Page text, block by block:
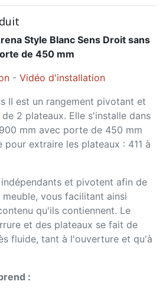
Style Blanc Sens Droit sans
de 450 mm
- Vidéo d'installation
II est un rangement pivotant et
2 plateaux. Elle s'installe dans
mm avec porte de 450 mm
pour extraire les plateaux : 411 à
et pivotent afin de
vous facilitant ainsi
qu'ils contiennent. Le
et des plateaux se fait de
fluide, tant à l'ouverture et qu'à
: